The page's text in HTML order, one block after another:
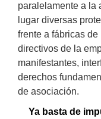
paralelamente a la
lugar diversas
frente a fábricas
directivos de la
manifestantes,
derechos
de asociación.
Ya basta de